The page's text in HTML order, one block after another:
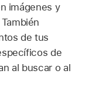
imágenes y
de tus
de
al buscar o al